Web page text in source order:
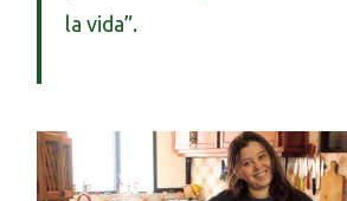
la vida”.